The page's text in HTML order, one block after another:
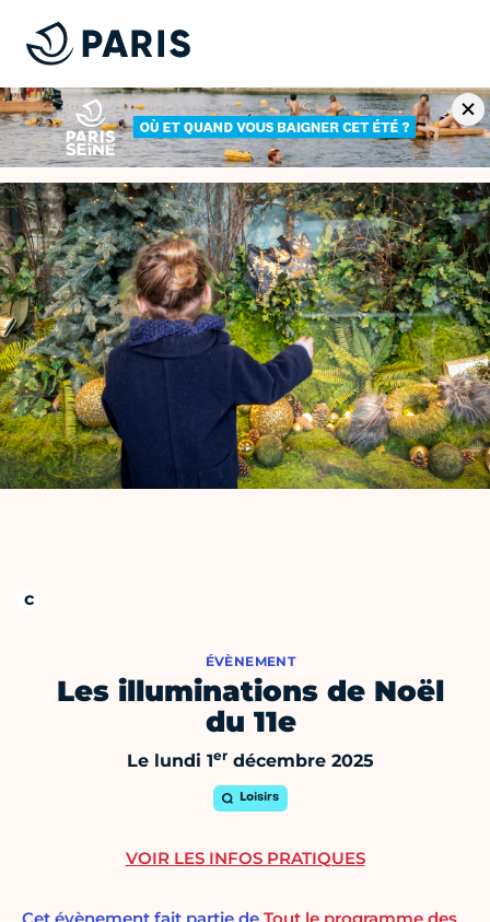
ÉVÈNEMENT
Les illuminations de Noël
du 11e
Le lundi 1er décembre 2025
Loisirs
VOIR LES INFOS PRATIQUES